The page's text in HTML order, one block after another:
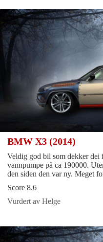
BMW X3 (2014)
Veldig god bil som dekker dei
vannpumpe på ca 190000.
den siden den var ny. Meget
Score 8.6
Vurdert av Helge